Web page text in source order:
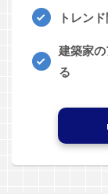
トレン
建築家
る